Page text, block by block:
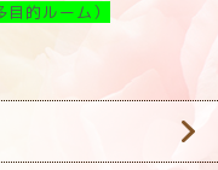
的ルーム）